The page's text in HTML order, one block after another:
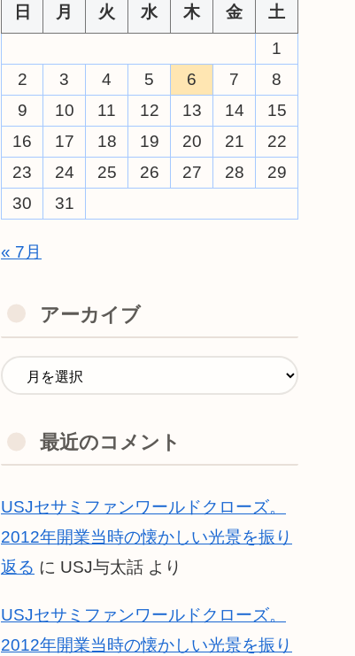
日
月 火 水 木 金
土
1
2
3 4 5 6 7
8
9
10 11 12 13 14
15
16
17 18 19 20 21
22
23
24 25 26 27 28
29
30
31
« 7月
アーカイブ
最近のコメント
USJセサミファンワールドクローズ。
2012年開業当時の懐かしい光景を振り
返る に USJ与太話 より
USJセサミファンワールドクローズ。
2012年開業当時の懐かしい光景を振り